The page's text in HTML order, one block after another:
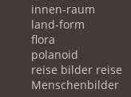
innen-raum
land-form
flora
polanoid
reise bilder reise
Menschenbilder